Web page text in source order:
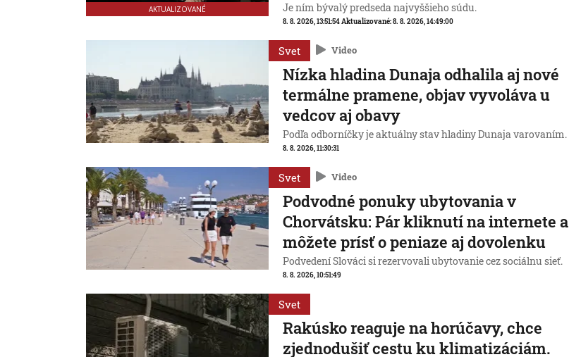
AKTUALIZOVANÉ Je ním bývalý predseda najvyššieho súdu.
8. 8. 2026, 13:51:54Aktualizované:8. 8. 2026, 14:49:00
Svet Video
Nízka hladina Dunaja odhalila aj nové
termálne pramene, objav vyvoláva u
vedcov aj obavy
Podľa odborníčky je aktuálny stav hladiny Dunaja varovaním.
8. 8. 2026, 11:30:31
Svet Video
Podvodné ponuky ubytovania v
Chorvátsku: Pár kliknutí na internete a
môžete prísť o peniaze aj dovolenku
Podvedení Slováci si rezervovali ubytovanie cez sociálnu sieť.
8. 8. 2026, 10:51:49
Svet
Rakúsko reaguje na horúčavy, chce
zjednodušiť cestu ku klimatizáciám.